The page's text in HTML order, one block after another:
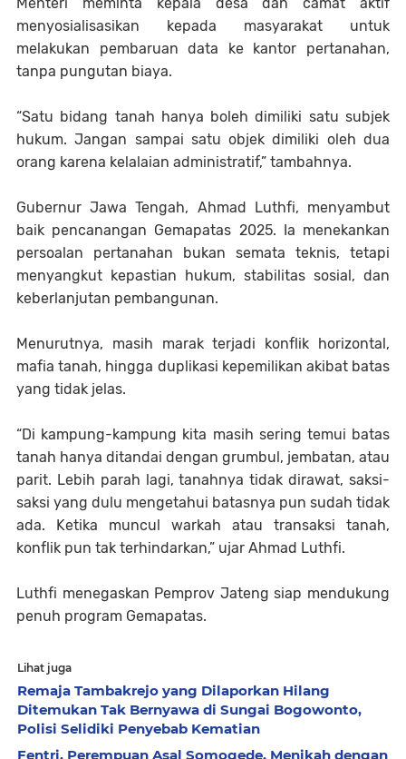
menyosialisasikan kepada masyarakat untuk
melakukan pembaruan data ke kantor pertanahan,
tanpa pungutan biaya.
“Satu bidang tanah hanya boleh dimiliki satu subjek
hukum. Jangan sampai satu objek dimiliki oleh dua
orang karena kelalaian administratif,” tambahnya.
Gubernur Jawa Tengah, Ahmad Luthfi, menyambut
baik pencanangan Gemapatas 2025. Ia menekankan
persoalan pertanahan bukan semata teknis, tetapi
menyangkut kepastian hukum, stabilitas sosial, dan
keberlanjutan pembangunan.
Menurutnya, masih marak terjadi konflik horizontal,
mafia tanah, hingga duplikasi kepemilikan akibat batas
yang tidak jelas.
“Di kampung-kampung kita masih sering temui batas
tanah hanya ditandai dengan grumbul, jembatan, atau
parit. Lebih parah lagi, tanahnya tidak dirawat, saksi-
saksi yang dulu mengetahui batasnya pun sudah tidak
ada. Ketika muncul warkah atau transaksi tanah,
konflik pun tak terhindarkan,” ujar Ahmad Luthfi.
Luthfi menegaskan Pemprov Jateng siap mendukung
penuh program Gemapatas.
Lihat juga
Remaja Tambakrejo yang Dilaporkan Hilang
Ditemukan Tak Bernyawa di Sungai Bogowonto,
Polisi Selidiki Penyebab Kematian
Fentri, Perempuan Asal Somogede, Menikah dengan